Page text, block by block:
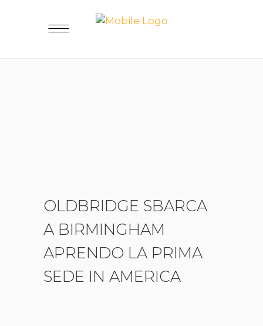
OLDBRIDGE SBARCA
A BIRMINGHAM
APRENDO LA PRIMA
SEDE IN AMERICA